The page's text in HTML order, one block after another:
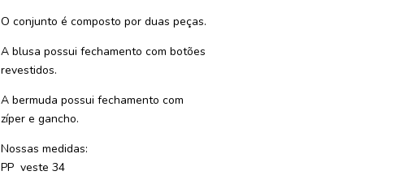
O conjunto é composto por duas peças.
A blusa possui fechamento com botões
revestidos.
A bermuda possui fechamento com
zíper e gancho.
Nossas medidas:
PP veste 34